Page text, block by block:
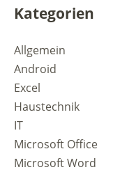
Kategorien
Allgemein
Android
Excel
Haustechnik
IT
Microsoft Office
Microsoft Word